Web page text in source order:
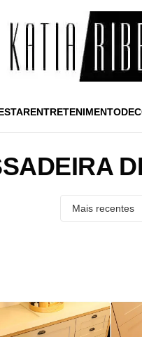
ENTRETENIMENTO